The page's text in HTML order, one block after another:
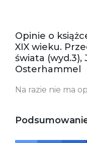
Ostrzeżenia
Opinie o
XIX wieku.
świata (wyd.3),
Osterhammel
Na razie nie ma